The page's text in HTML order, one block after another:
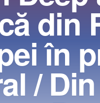
din
în
/